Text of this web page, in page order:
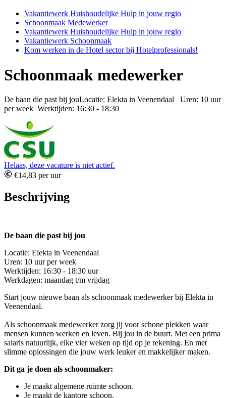
Vakantiewerk Huishoudelijke Hulp in jouw regio
Schoonmaak Medewerker
Vakantiewerk Huishoudelijke Hulp in jouw regio
Vakantiewerk Schoonmaak
Kom werken in de Hotel sector bij Hotelprofessionals!
Schoonmaak medewerker
De baan die past bij jouLocatie: Elekta in Veenendaal Uren: 10 uur
per week Werktijden: 16:30 - 18:30
Helaas, deze vacature is niet actief.
€14,83 per uur
Beschrijving
De baan die past bij jou
Locatie: Elekta in Veenendaal
Uren: 10 uur per week
Werktijden: 16:30 - 18:30 uur
Werkdagen: maandag t/m vrijdag
Start jouw nieuwe baan als schoonmaak medewerker bij Elekta in
Veenendaal.
Als schoonmaak medewerker zorg jij voor schone plekken waar
mensen kunnen werken en leven. Bij jou in de buurt. Met een prima
salaris natuurlijk, elke vier weken op tijd op je rekening. En met
slimme oplossingen die jouw werk leuker en makkelijker maken.
Dit ga je doen als schoonmaker:
Je maakt algemene ruimte schoon.
Je maakt de kantore schoon.